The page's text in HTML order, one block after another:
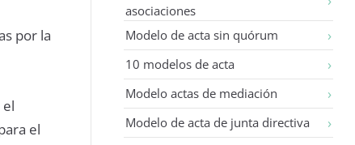
por la
el
asociaciones
Modelo de acta sin quórum
10 modelos de acta
Modelo actas de mediación
Modelo de acta de junta directiva